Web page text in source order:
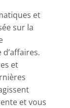
et
sur la
et
et vous